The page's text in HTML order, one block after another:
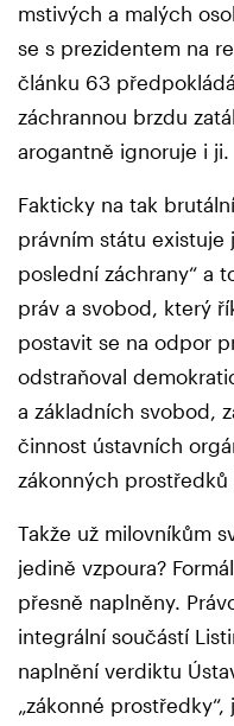
mstivých a malých
se s prezidentem na
článku 63
záchrannou brzdu
arogantně ignoruje i ji.
Fakticky na tak
právním státu existuje
poslední záchrany“ a
práv a svobod, který
postavit se na odpor
odstraňoval
a základních svobod,
činnost ústavních
zákonných prostředků
Takže už milovníkům
jedině vzpoura?
přesně naplněny.
integrální součástí
naplnění verdiktu
„zákonné